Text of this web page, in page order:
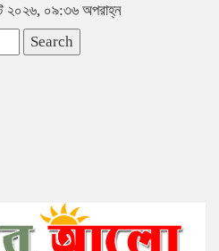
২০২৬, ০৯:৩৬ অপরাহ্ন
Search